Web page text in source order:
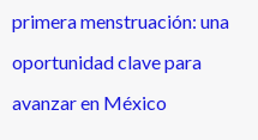
primera menstruación: una
oportunidad clave para
avanzar en México